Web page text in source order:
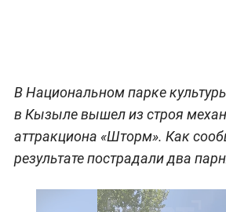
В Национальном парке
в Кызыле вышел из строя
аттракциона «Шторм». Как
результате пострадали два